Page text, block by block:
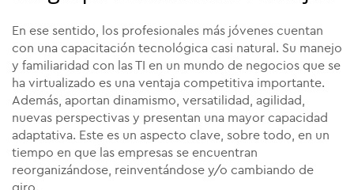
En ese sentido, los profesionales más jóvenes cuentan
con una capacitación tecnológica casi natural. Su manejo
y familiaridad con las TI en un mundo de negocios que se
ha virtualizado es una ventaja competitiva importante.
Además, aportan dinamismo, versatilidad, agilidad,
nuevas perspectivas y presentan una mayor capacidad
adaptativa. Este es un aspecto clave, sobre todo, en un
tiempo en que las empresas se encuentran
reorganizándose, reinventándose y/o cambiando de